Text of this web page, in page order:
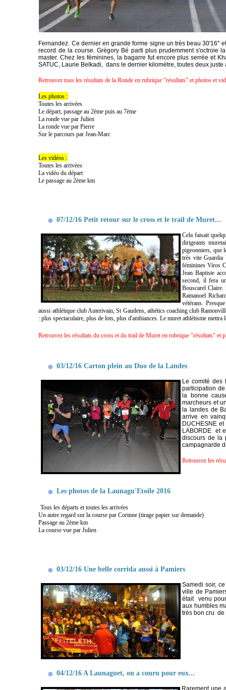
Fernandez. Ce dernier en grande forme signe un très beau 30'16''
record de la course. Grégory Bé parti plus prudemment s'octroie
master. Chez les féminines, la bagarre fut encore plus serrée et
SATUC, Laurie Belkadi, dans le dernier kilomètre, toutes deux
Retrouvez tous les résultats de la Ronde en rubrique "résultats" et photos et
Les photos :
Toutes les arrivées
Le départ, passage au 2ème puis au 7ème
La ronde vue par Julien
La ronde vue par Pierre
Sur le parcours par Jean-Marc
Les vidéos :
Toutes les arrivées
La vidéo du départ
Le passage au 2ème km
07/12/16 Petit retour sur le cross et le trail de Muret...
Cela faisait
dirigeants
pigeonniers, que
très vite Guardia
féminines Viros
Jean Baptiste
second, il fera
Bouscarel Claire.
Ramanoel
vétérans.
aussi athlétique club Auterivain, St Gaudens, athétics coaching club
: plus spectaculaire, plus de lots, plus d'ambiances. Le muret athlétisme
Retrouvez les résultats du cross et du trail de Muret en rubrique "résultats" et
03/12/16 Carton plein au Duo de la Landes
Le comité des
participation
la bonne
marcheurs et
la landes de
arrive en
DUCHESNE
LABORDE et
discours de la
campagnarde
Retrouvez les
Les photos de la Launagu'Etoile 2016
Tous les départs et toutes les arrivées
Un autre regard sur la course par Corinne (tirage papier sur demande)
Passage au 2ème km
La course vue par Julien
03/12/16 Une belle corrida aussi à Pamiers
Samedi soir,
ville de
était venu
aux humbles
très bon cru de
04/12/16 A Launaguet, on a couru pour eux...